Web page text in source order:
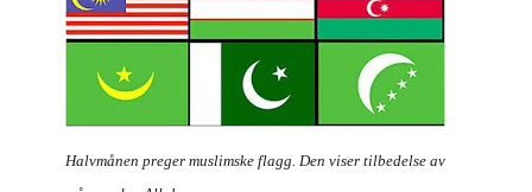
Halvmånen preger muslimske flagg. Den viser tilbedelse av